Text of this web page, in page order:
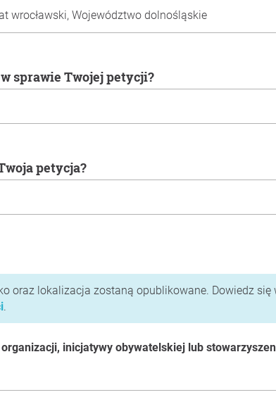
w sprawie Twojej petycji?
petycja?
oraz lokalizacja zostaną opublikowane. Dowiedz się
.
inicjatywy obywatelskiej lub